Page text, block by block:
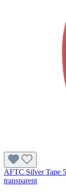
AFTC Silver Tape
transparent